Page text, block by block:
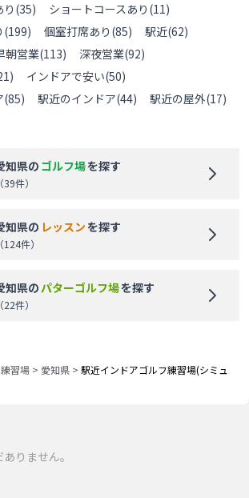
(35) ショートコースあり (11)
(199) 個室打席あり (85) 駅近(62)
朝営業(113) 深夜営業(92)
) インドアで安い(50)
(85) 駅近のインドア(44) 駅近の屋外(17)
知県の ゴルフ場を探す
（39件）
知県の レッスンを探す
（124件）
知県のパターゴルフ場を探す
（22件）
練習場 > 愛知県 > 駅近インドアゴルフ練習場(シミュ
りません。